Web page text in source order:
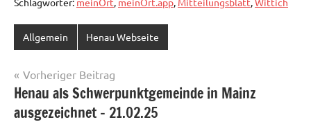
Allgemein Henau Webseite
Beitragsnavigation
Vorheriger Beitrag
Henau als Schwerpunktgemeinde in Mainz
ausgezeichnet – 21.02.25